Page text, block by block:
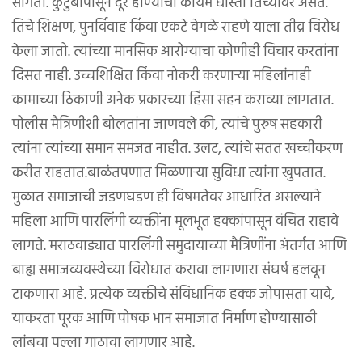
तिचे शिक्षण, पुनर्विवाह किंवा एकटे वेगळे राहणे याला तीव्र विरोध
केला जातो. त्यांच्या मानसिक आरोग्याचा कोणीही विचार करतांना
दिसत नाही. उच्चशिक्षित किंवा नोकरी करणाऱ्या महिलांनाही
कामाच्या ठिकाणी अनेक प्रकारच्या हिंसा सहन कराव्या लागतात.
पोलीस मैत्रिणीशी बोलतांना जाणवले की, त्यांचे पुरुष सहकारी
त्यांना त्यांच्या समान समजत नाहीत. उलट, त्यांचे सतत खच्चीकरण
करीत राहतात.बाळंतपणात मिळणाऱ्या सुविधा त्यांना खुपतात.
मुळात समाजाची जडणघडण ही विषमतेवर आधारित असल्याने
महिला आणि पारलिंगी व्यक्तींना मूलभूत हक्कांपासून वंचित राहावे
लागते. मराठवाड्यात पारलिंगी समुदायाच्या मैत्रिणींना अंतर्गत आणि
बाह्य समाजव्यवस्थेच्या विरोधात करावा लागणारा संघर्ष हलवून
टाकणारा आहे. प्रत्येक व्यक्तीचे संविधानिक हक्क जोपासता यावे,
याकरता पूरक आणि पोषक भान समाजात निर्माण होण्यासाठी
लांबचा पल्ला गाठावा लागणार आहे.